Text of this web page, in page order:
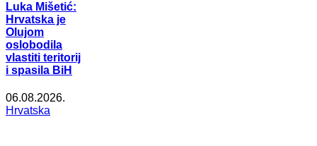
Luka Mišetić:
Hrvatska je
Olujom
oslobodila
vlastiti teritorij
i spasila BiH
06.08.2026.
Hrvatska